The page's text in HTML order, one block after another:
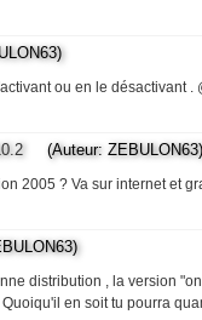
ou en le désactivant .
(Auteur: ZEBULON63)
2005 ? Va sur internet et
distribution , la version
en soit tu pourra